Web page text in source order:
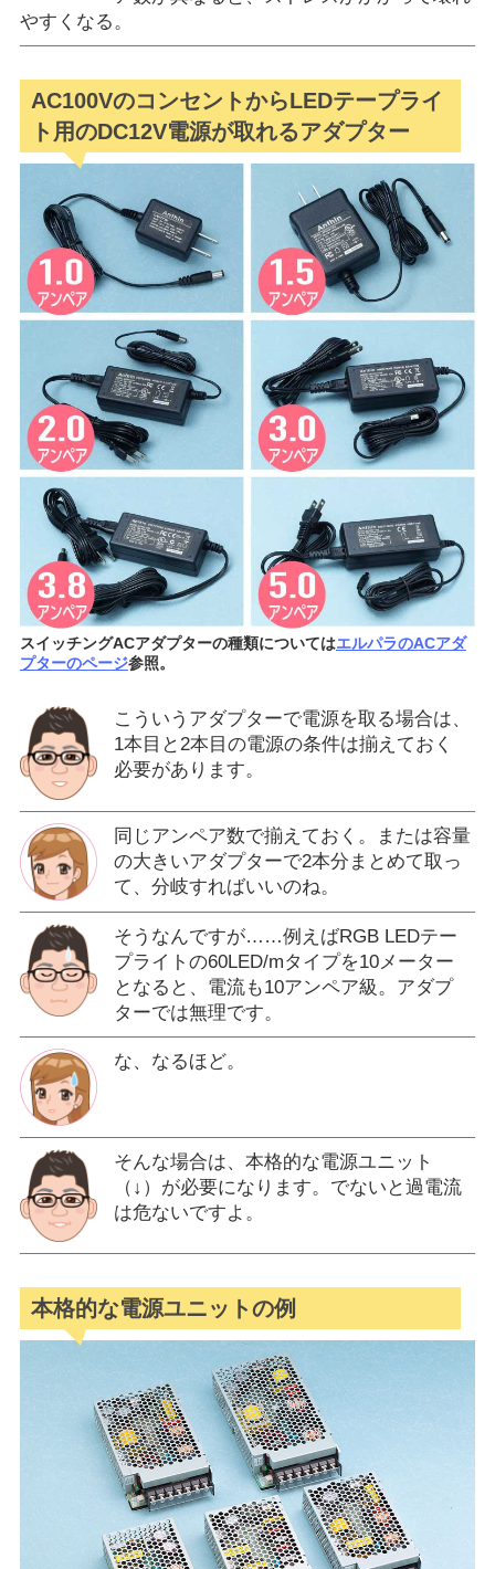
やすくなる。
AC100VのコンセントからLEDテープライ
ト用のDC12V電源が取れるアダプター
スイッチングACアダプターの種類についてはエルパラのACアダ
プターのページ参照。
こういうアダプターで電源を取る場合は、
1本目と2本目の電源の条件は揃えておく
必要があります。
同じアンペア数で揃えておく。または容量
の大きいアダプターで2本分まとめて取っ
て、分岐すればいいのね。
そうなんですが……例えばRGB LEDテー
プライトの60LED/mタイプを10メーター
となると、電流も10アンペア級。アダプ
ターでは無理です。
な、なるほど。
そんな場合は、本格的な電源ユニット
（↓）が必要になります。でないと過電流
は危ないですよ。
本格的な電源ユニットの例